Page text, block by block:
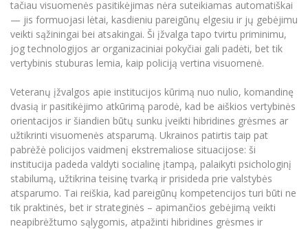
tačiau visuomenės pasitikėjimas nėra suteikiamas automatiškai
— jis formuojasi lėtai, kasdieniu pareigūnų elgesiu ir jų gebėjimu
veikti sąžiningai bei atsakingai. Ši įžvalga tapo tvirtu priminimu,
jog technologijos ar organizaciniai pokyčiai gali padėti, bet tik
vertybinis stuburas lemia, kaip policiją vertina visuomenė.
Veteranų įžvalgos apie institucijos kūrimą nuo nulio, komandinę
dvasią ir pasitikėjimo atkūrimą parodė, kad be aiškios vertybinės
orientacijos ir šiandien būtų sunku įveikti hibridines grėsmes ar
užtikrinti visuomenės atsparumą. Ukrainos patirtis taip pat
pabrėžė policijos vaidmenį ekstremaliose situacijose: ši
institucija padeda valdyti socialinę įtampą, palaikyti psichologinį
stabilumą, užtikrina teisinę tvarką ir prisideda prie valstybės
atsparumo. Tai reiškia, kad pareigūnų kompetencijos turi būti ne
tik praktinės, bet ir strateginės – apimančios gebėjimą veikti
neapibrėžtumo sąlygomis, atpažinti hibridines grėsmes ir